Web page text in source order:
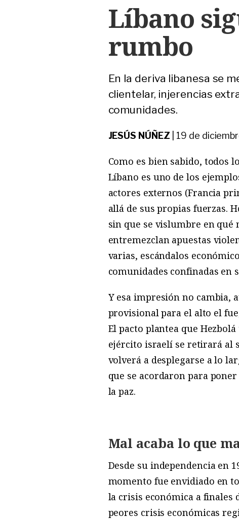
Líbano
rumbo
En la deriva libanesa se
clientelar, injerencias
comunidades.
JESÚS NÚÑEZ 19 de
Como es bien sabido, todos
Líbano es uno de los
actores externos (Francia
allá de sus propias fuerzas.
sin que se vislumbre en
entremezclan apuestas
varias, escándalos
comunidades confinadas en
Y esa impresión no cambia,
provisional para el alto el
El pacto plantea que
ejército israelí se retirará al
volverá a desplegarse a lo
que se acordaron para
la paz.
Mal acaba lo que
Desde su independencia en
momento fue envidiado en
la crisis económica a finales
peores crisis económicas